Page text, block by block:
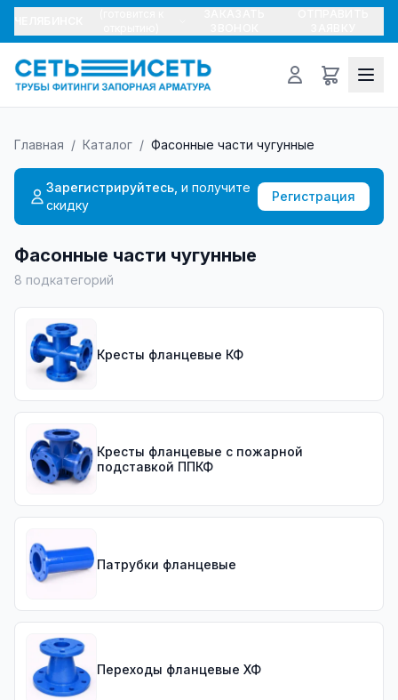
Главная / Каталог / Фасонные части чугунные
Зарегистрируйтесь, и получите
скидку
Регистрация
Фасонные части чугунные
8 подкатегорий
Кресты фланцевые КФ
Кресты фланцевые с пожарной
подставкой ППКФ
Патрубки фланцевые
Переходы фланцевые ХФ